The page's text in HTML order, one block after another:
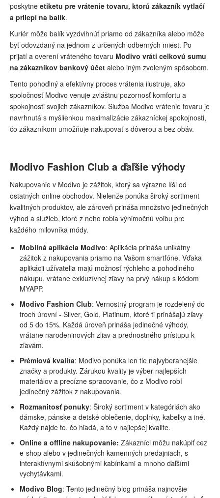
poskytne etiketu pre vrátenie tovaru, ktorú zákazník vytlačí
a prilepí na balík.
Kuriér môže balík vyzdvihnúť priamo od zákazníka alebo môže
byť odovzdaný na jednom z určených odberných miest. Po
prijatí a overení vráteného tovaru Modivo vráti celkovú sumu
na zákazníkov bankový účet alebo iným zvoleným spôsobom.
Tento pohodlný a efektívny proces vrátenia ilustruje, ako
spoločnosť Modivo venuje zvláštnu pozornosť komfortu a
spokojnosti svojich zákazníkov. Služba Modivo vrátenie tovaru je
navrhnutá s myšlienkou maximalizácie zákazníckej spokojnosti,
čo zákazníkom umožňuje nakupovať s dôverou a bez obáv.
Modivo Fashion Club a ďaľšie výhody
Nakupovanie v Modivo je zážitok, ktorý sa výrazne líši od
ostatných online obchodov. Nielenže ponúka široký sortiment
kvalitných produktov, ale zároveň prináša množstvo jedinečných
výhod a služieb, ktoré z neho robia výnimočnú voľbu pre
každého milovníka módy.
Mobilná aplikácia Modivo: Aplikácia prináša unikátny
zážitok z nakupovania priamo na Vašom smartfóne. Vďaka
aplikácii užívatelia majú možnosť rýchleho a pohodlného
nákupu, vrátane exkluzívnej zľavy na prvý nákup s kódom
MYAPP.
Modivo Fashion Club: Vernostný program je rozdelený do
troch úrovní - Silver, Gold, Platinum, ktoré ti prinášajú zľavy
od 5 do 15%. Každá úroveň prináša jedinečné výhody,
vrátane narodeninových zliav a prednostného prístupu k
zľavám.
Prémiová kvalita: Modivo ponúka len tie najvyberanejšie
značky a produkty. Zárukou kvality je výber najlepších
materiálov a precízne spracovanie, čo z Modivo robí
jedinečný zážitok z nakupovania.
Rozmanitosť ponuky: Široký sortiment v kategóriách ako
dámske, pánske a detské oblečenie, doplnky, kabelky a iné.
Každý nájde to, čo hľadá, a to v najlepšej kvalite.
Online a offline nakupovanie: Zákazníci môžu nakúpiť cez
e-shop alebo v jedinečných kamenných predajniach, s
interaktívnymi skúšobnými kabínkami a mnoho ďaľšími
vychytávkami.
Modivo Blog: Tento jedinečný blog prináša najnovšie